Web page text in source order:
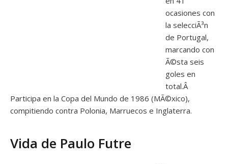
ocasiones con
la selecciÃ³n
de Portugal,
marcando con
Ã©sta seis
goles en
total.Â
Participa en la Copa del Mundo de 1986 (MÃ©xico),
compitiendo contra Polonia, Marruecos e Inglaterra.
Vida de Paulo Futre